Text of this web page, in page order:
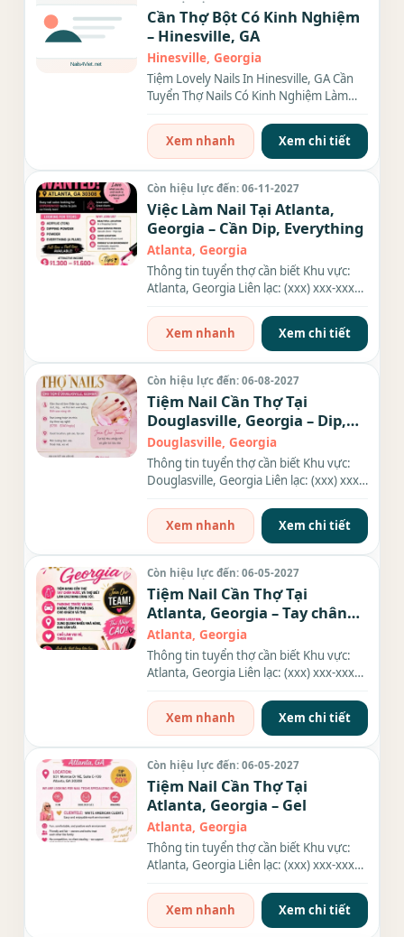
Cần Thợ Bột Có Kinh Nghiệm
– Hinesville, GA
Hinesville, Georgia
Tiệm Lovely Nails In Hinesville, GA Cần
Tuyển Thợ Nails Có Kinh Nghiệm Làm
Xem nhanh
Xem chi tiết
Còn hiệu lực đến: 06-11-2027
Việc Làm Nail Tại Atlanta,
Georgia – Cần Dip, Everything
Atlanta, Georgia
Thông tin tuyển thợ cần biết Khu vực:
Atlanta, Georgia Liên lạc: (xxx) xxx-xxxx
Xem nhanh
Xem chi tiết
Còn hiệu lực đến: 06-08-2027
Tiệm Nail Cần Thợ Tại
Douglasville, Georgia – Dip,
Everything
Douglasville, Georgia
Thông tin tuyển thợ cần biết Khu vực:
Douglasville, Georgia Liên lạc: (xxx) xxx-
Xem nhanh
Xem chi tiết
Còn hiệu lực đến: 06-05-2027
Tiệm Nail Cần Thợ Tại
Atlanta, Georgia – Tay chân
nước
Atlanta, Georgia
Thông tin tuyển thợ cần biết Khu vực:
Atlanta, Georgia Liên lạc: (xxx) xxx-xxxx
Xem nhanh
Xem chi tiết
Còn hiệu lực đến: 06-05-2027
Tiệm Nail Cần Thợ Tại
Atlanta, Georgia – Gel
Atlanta, Georgia
Thông tin tuyển thợ cần biết Khu vực:
Atlanta, Georgia Liên lạc: (xxx) xxx-xxxx
Xem nhanh
Xem chi tiết